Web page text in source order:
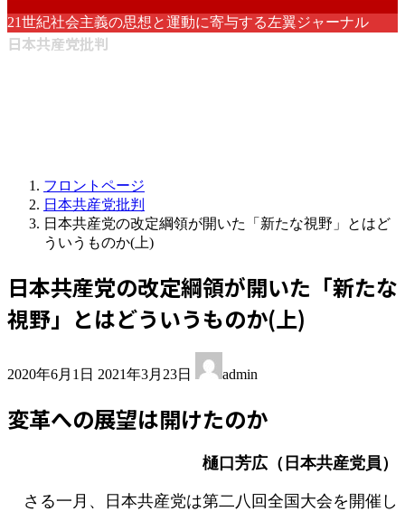
21世紀社会主義の思想と運動に寄与する左翼ジャーナル
日本共産党批判
フロントページ
日本共産党批判
日本共産党の改定綱領が開いた「新たな視野」とはど
ういうものか(上)
日本共産党の改定綱領が開いた「新たな
視野」とはどういうものか(上)
2020年6月1日 終
新
2021年3月23日 admin
変革への展望は開けたのか
樋口芳広（日本共産党員）
さる一月、日本共産党は第二八回全国大会を開催し